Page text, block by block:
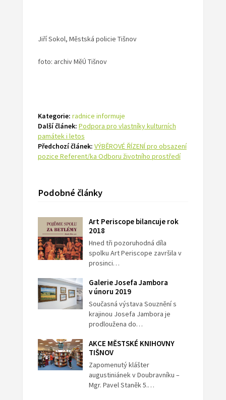
Jiří Sokol, Městská policie Tišnov
foto: archiv MěÚ Tišnov
Kategorie: radnice informuje
Další článek: Podpora pro vlastníky kulturních
památek i letos
Předchozí článek: VÝBĚROVÉ ŘÍZENÍ pro obsazení
pozice Referent/ka Odboru životního prostředí
Podobné články
Art Periscope bilancuje rok
2018
Hned tři pozoruhodná díla
spolku Art Periscope završila v
prosinci…
Galerie Josefa Jambora
v únoru 2019
Současná výstava Souznění s
krajinou Josefa Jambora je
prodloužena do…
AKCE MĚSTSKÉ KNIHOVNY
TIŠNOV
Zapomenutý klášter
augustiniánek v Doubravníku –
Mgr. Pavel Staněk 5.…